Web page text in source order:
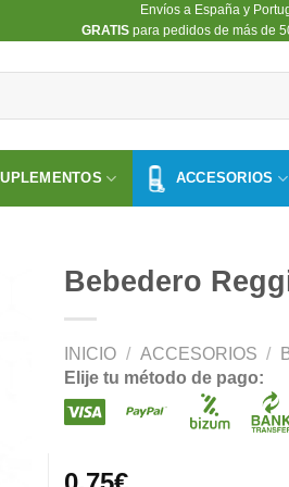
Envíos a España y
​GRATISpara pedidos de más de
ACCESORIOS
Bebedero
INICIO / ACCESORIOS /
Elije tu método de pago: